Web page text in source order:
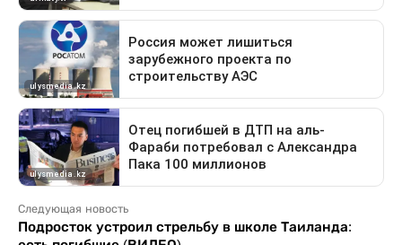
Следующая новость
Подросток устроил стрельбу в школе Таиланда: